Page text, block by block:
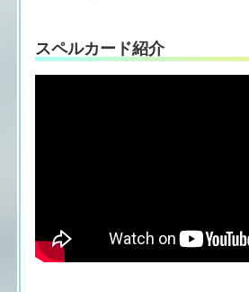
スペルカード紹介